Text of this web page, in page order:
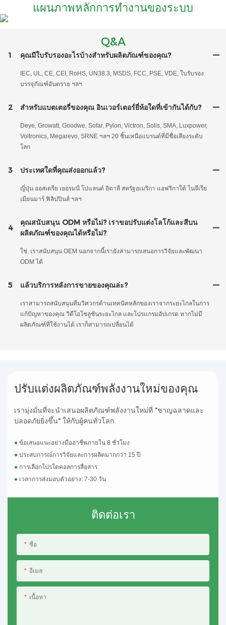
แผนภาพหลักการทำงานของระบบ
Q&A
1 คุณมีใบรับรองอะไรบ้างสำหรับผลิตภัณฑ์ของคุณ?
IEC, UL, CE, CEI, RoHS, UN38.3, MSDS, FCC, PSE, VDE, ใบรับรอง
บรรจุภัณฑ์อันตราย ฯลฯ
2 สำหรับแบตเตอรี่ของคุณ อินเวอร์เตอร์ยี่ห้อใดที่เข้ากันได้กับ?
Deye, Growatt, Goodwe, Sofar, Pylon, Victron, Solis, SMA, Luxpower,
Voltronics, Megarevo, SRNE ฯลฯ 20 ชิ้นเหนือแบรนด์ที่มีชื่อเสียงระดับ
โลก
3 ประเทศใดที่คุณส่งออกแล้ว?
ญี่ปุ่น ออสเตรีย เยอรมนี โปแลนด์ อิตาลี สหรัฐอเมริกา แอฟริกาใต้ ไนจีเรีย
เมียนมาร์ ฟิลิปปินส์ ฯลฯ
4
คุณสนับสนุน ODM หรือไม่? เราขอปรับแต่งโลโก้และสีบน
ผลิตภัณฑ์ของคุณได้หรือไม่?
ใช่. เราสนับสนุน OEM นอกจากนี้เรายังสามารถเสนอการวิจัยและพัฒนา
ODM ได้
5 แล้วบริการหลังการขายของคุณล่ะ?
เราสามารถสนับสนุนทีมวิศวกรด้านเทคนิคหลักของเราจากระยะไกลในการ
แก้ปัญหาของคุณ วิดีโอโซลูชันระยะไกล และโปรแกรมอัปเกรด หากไม่มี
ผลิตภัณฑ์ที่ใช้งานได้ เราก็สามารถเปลี่ยนได้
ปรับแต่งผลิตภัณฑ์พลังงานใหม่ของคุณ
เรามุ่งมั่นที่จะนำเสนอผลิตภัณฑ์พลังงานใหม่ที่ "ชาญฉลาดและ
ปลอดภัยยิ่งขึ้น" ให้กับผู้คนทั่วโลก
●ข้อเสนอแนะอย่างมืออาชีพภายใน 8 ชั่วโมง
●ประสบการณ์การวิจัยและการผลิตมากกว่า 15 ปี
● การเลือกโปรโตคอลการสื่อสาร
● เวลาการส่งมอบตัวอย่าง: 7-30 วัน
ติดต่อเรา
ชื่อ
อีเมล
เนื้อหา